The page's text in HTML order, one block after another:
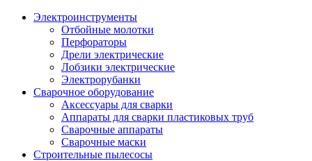
Электроинструменты
Отбойные молотки
Перфораторы
Дрели электрические
Лобзики электрические
Электрорубанки
Сварочное оборудование
Аксессуары для сварки
Аппараты для сварки пластиковых труб
Сварочные аппараты
Сварочные маски
Строительные пылесосы